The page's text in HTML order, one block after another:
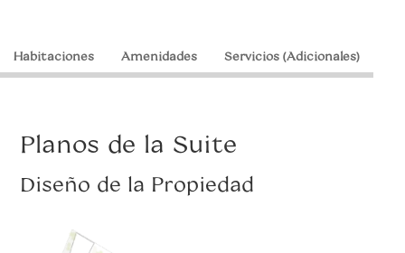
Habitaciones Amenidades Servicios (Adicionales)
Planos de la Suite
Diseño de la Propiedad